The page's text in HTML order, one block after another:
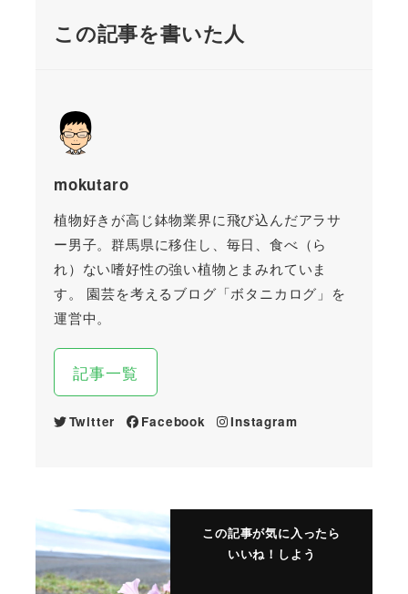
この記事を書いた人
mokutaro
植物好きが高じ鉢物業界に飛び込んだアラサ
ー男子。群馬県に移住し、毎日、食べ（ら
れ）ない嗜好性の強い植物とまみれていま
す。 園芸を考えるブログ「ボタニカログ」を
運営中。
記事一覧
Twitter Facebook Instagram
この記事が気に入ったら
いいね！しよう